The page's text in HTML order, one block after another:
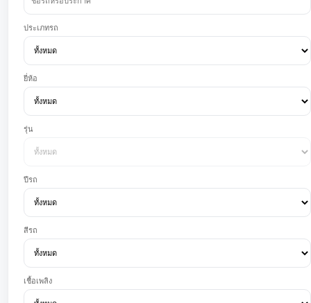
ประเภทรถ
ยี่ห้อ
รุ่น
ปีรถ
สีรถ
เชื้อเพลิง